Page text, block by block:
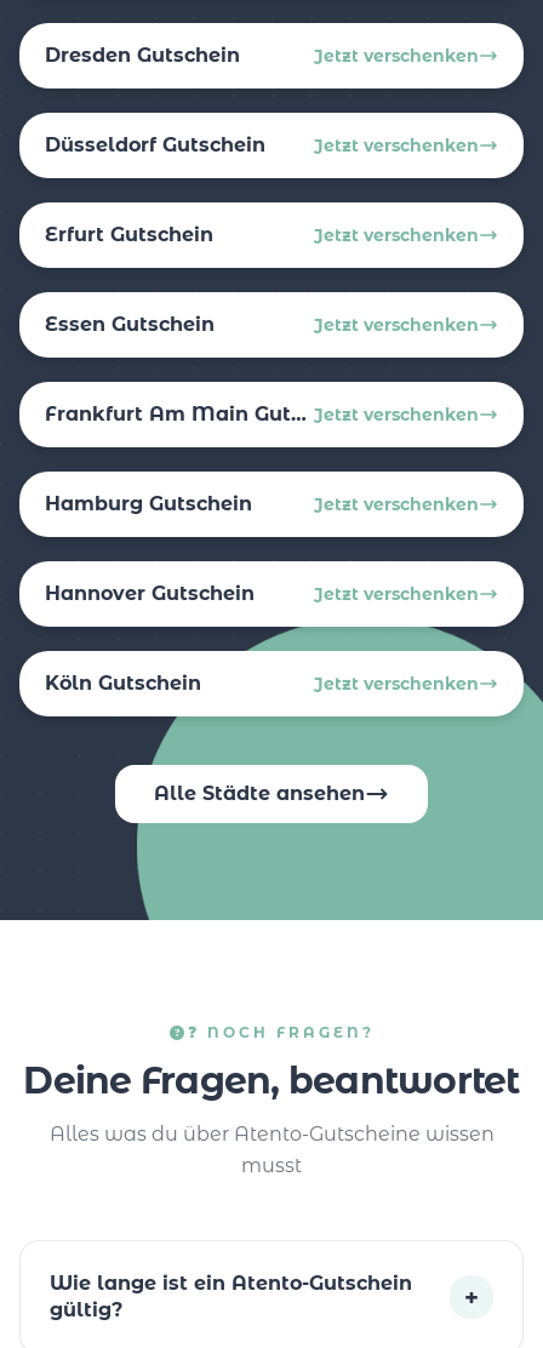
Dresden Gutschein Jetzt verschenken
Düsseldorf Gutschein Jetzt verschenken
Erfurt Gutschein Jetzt verschenken
Essen Gutschein Jetzt verschenken
Frankfurt Am Main Gutschein Jetzt verschenken
Hamburg Gutschein Jetzt verschenken
Hannover Gutschein Jetzt verschenken
Köln Gutschein Jetzt verschenken
Alle Städte ansehen
❓ NOCH FRAGEN?
Deine Fragen, beantwortet
Alles was du über Atento-Gutscheine wissen
musst
Wie lange ist ein Atento-Gutschein
gültig?
+